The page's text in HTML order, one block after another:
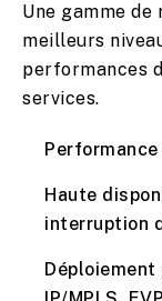
Une gamme
meilleurs
performances
services.
Haute
interruption
Déploiement